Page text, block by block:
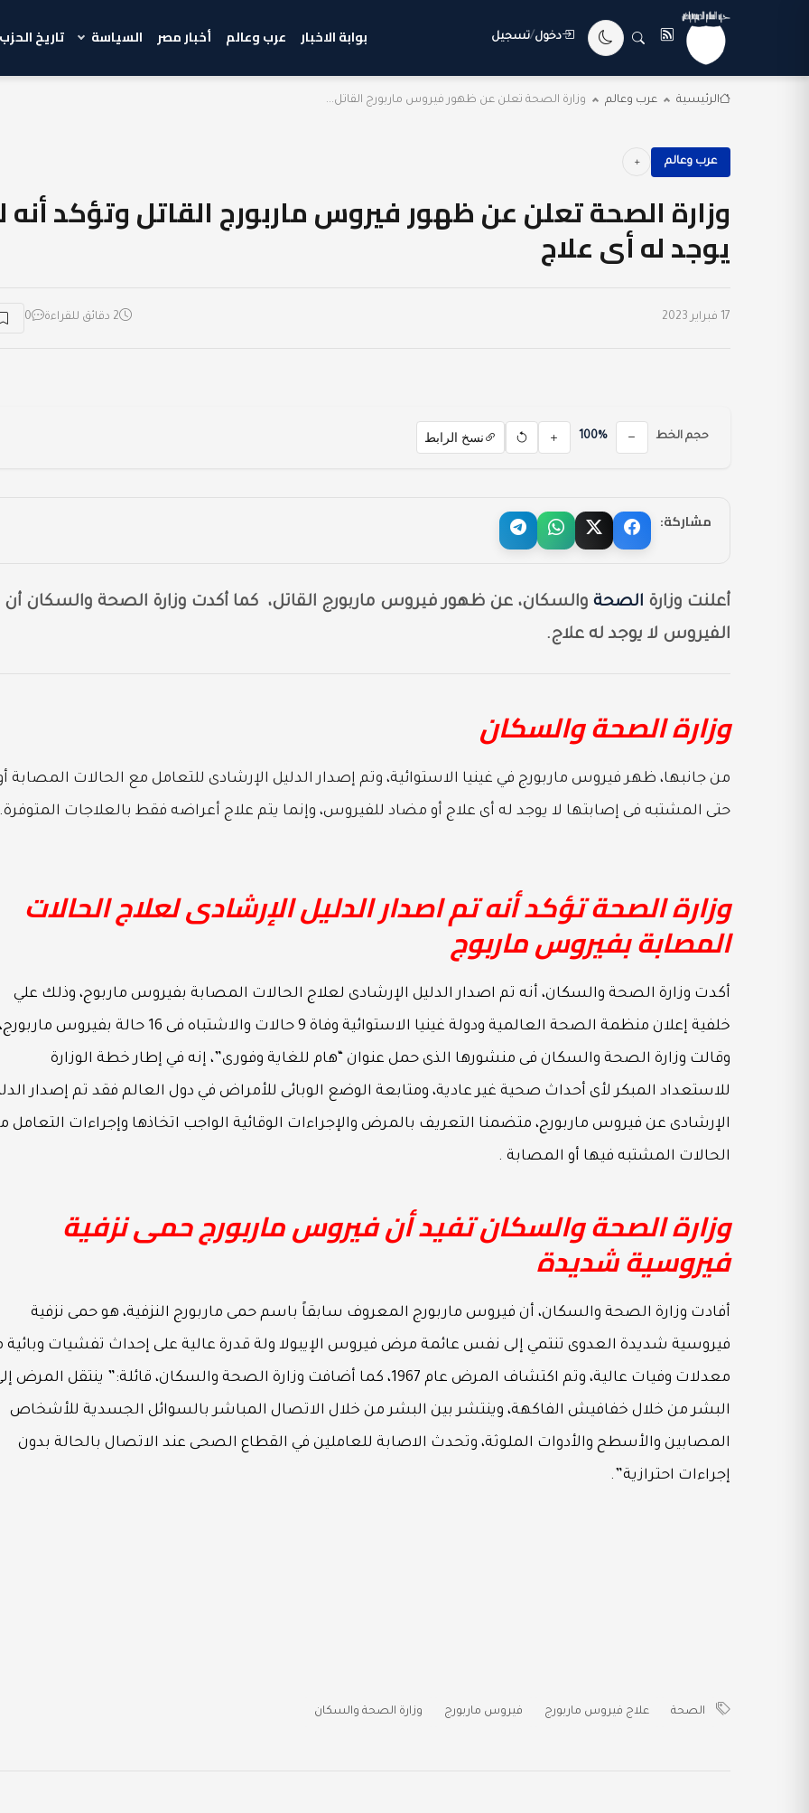
دخول/تسجيل بوابة الاخبار عرب وعالم أخبار مصر السياسة تاريخ الحزب
الرئيسية عرب وعالم وزارة الصحة تعلن عن ظهور فيروس ماربورج القاتل...
عرب وعالم
وزارة الصحة تعلن عن ظهور فيروس ماربورج القاتل وتؤكد أنه
يوجد له أى علاج
17 فبراير 2023 2 دقائق للقراءة 0
حجم الخط 100% نسخ الرابط
مشاركة:
أعلنت وزارة الصحة والسكان، عن ظهور فيروس ماربورج القاتل، كما أكدت وزارة الصحة والسكان أن
الفيروس لا يوجد له علاج.
وزارة الصحة والسكان
من جانبها، ظهر فيروس ماربورج في غينيا الاستوائية، وتم إصدار الدليل الإرشادى للتعامل مع الحالات المصابة
حتى المشتبه فى إصابتها لا يوجد له أى علاج أو مضاد للفيروس، وإنما يتم علاج أعراضه فقط بالعلاجات المتوفرة.
وزارة الصحة تؤكد أنه تم اصدار الدليل الإرشادى لعلاج الحالات
المصابة بفيروس ماربوج
أكدت وزارة الصحة والسكان، أنه تم اصدار الدليل الإرشادى لعلاج الحالات المصابة بفيروس ماربوج، وذلك علي
خلفية إعلان منظمة الصحة العالمية ودولة غينيا الاستوائية وفاة 9 حالات والاشتباه فى 16 حالة بفيروس ماربورج،
وقالت وزارة الصحة والسكان فى منشورها الذى حمل عنوان “هام للغاية وفورى”، إنه في إطار خطة الوزارة
للاستعداد المبكر لأى أحداث صحية غير عادية، ومتابعة الوضع الوبائى للأمراض في دول العالم فقد تم إصدار
الإرشادى عن فيروس ماربورج، متضمنا التعريف بالمرض والإجراءات الوقائية الواجب اتخاذها وإجراءات التعامل
الحالات المشتبه فيها أو المصابة .
وزارة الصحة والسكان تفيد أن فيروس ماربورج حمى نزفية
فيروسية شديدة
أفادت وزارة الصحة والسكان، أن فيروس ماربورج المعروف سابقاً باسم حمى ماربورج النزفية، هو حمى نزفية
فيروسية شديدة العدوى تنتمي إلى نفس عائمة مرض فيروس الإيبولا ولة قدرة عالية على إحداث تفشيات وبائية
معدلات وفيات عالية، وتم اكتشاف المرض عام 1967، كما أضافت وزارة الصحة والسكان، قائلة:” ينتقل المرض
البشر من خلال خفافيش الفاكهة، وينتشر بين البشر من خلال الاتصال المباشر بالسوائل الجسدية للأشخاص
المصابين والأسطح والأدوات الملوثة، وتحدث الاصابة للعاملين في القطاع الصحى عند الاتصال بالحالة بدون
إجراءات احترازية”.
الصحة علاج فيروس ماربورج فيروس ماربورج وزارة الصحة والسكان